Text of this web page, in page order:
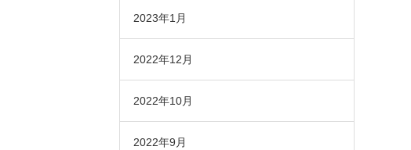
2023年1月
2022年12月
2022年10月
2022年9月